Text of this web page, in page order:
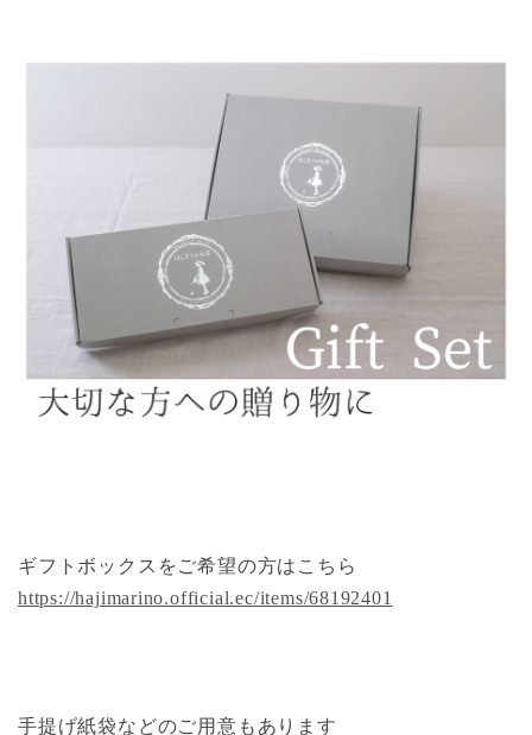
ギフトボックスをご希望の方はこちら
https://hajimarino.official.ec/items/68192401
手提げ紙袋などのご用意もあります